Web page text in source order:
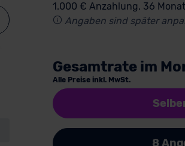
1.000 € Anzahlung, 36
Angaben sind später
Gesamtrate im
Alle Preise inkl. MwSt.
8